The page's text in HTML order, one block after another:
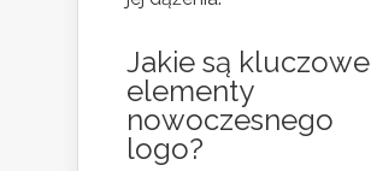
Jakie są kluczowe
elementy
nowoczesnego
logo?